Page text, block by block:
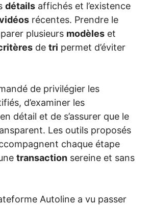
détails affichés et l’existence
récentes. Prendre le
plusieurs modèles et
de tri permet d’éviter
de privilégier les
d’examiner les
en détail et de s’assurer que le
Les outils proposés
chaque étape
transaction sereine et sans
Autoline a vu passer